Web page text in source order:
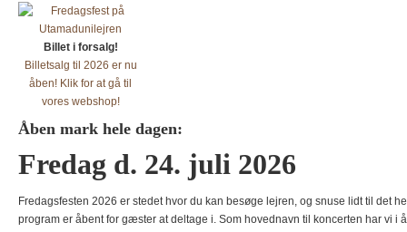
Billet i forsalg!
Billetsalg til 2026 er nu
åben! Klik for at gå til
vores webshop!
Åben mark hele dagen:
Fredag d. 24. juli 2026
Fredagsfesten 2026 er stedet hvor du kan besøge lejren, og snuse lidt til det
program er åbent for gæster at deltage i. Som hovednavn til koncerten har vi i